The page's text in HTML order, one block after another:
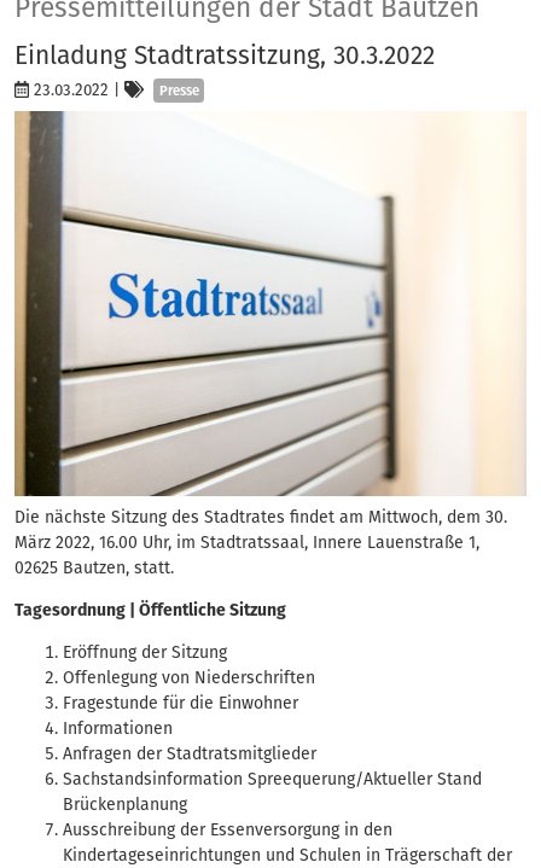
Pressemitteilungen der Stadt Bautzen
Einladung Stadtratssitzung, 30.3.2022
23.03.2022 Kategorien
Presse
Die nächste Sitzung des Stadtrates findet am Mittwoch, dem 30.
März 2022, 16.00 Uhr, im Stadtratssaal, Innere Lauenstraße 1,
02625 Bautzen, statt.
Tagesordnung | Öffentliche Sitzung
Eröffnung der Sitzung
Offenlegung von Niederschriften
Fragestunde für die Einwohner
Informationen
Anfragen der Stadtratsmitglieder
Sachstandsinformation Spreequerung/Aktueller Stand
Brückenplanung
Ausschreibung der Essenversorgung in den
Kindertageseinrichtungen und Schulen in Trägerschaft der